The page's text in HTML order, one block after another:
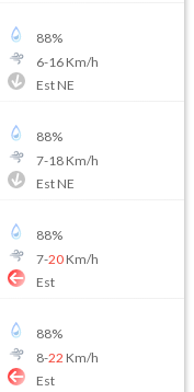
88%
6-16Km/h
Est NE
88%
7-18Km/h
Est NE
88%
7-20Km/h
Est
88%
8-22 Km/h
Est